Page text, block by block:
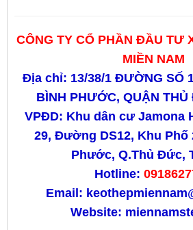
CÔNG TY CỔ PHẦN ĐẦU TƯ
MIỀN NAM
Địa chỉ: 13/38/1 ĐƯỜNG SỐ
BÌNH PHƯỚC, QUẬN
VPĐD: Khu dân cư Jamona
29, Đường DS12, Khu Phố
Phước, Q.Thủ Đức,
Hotline:
Email:
Website: